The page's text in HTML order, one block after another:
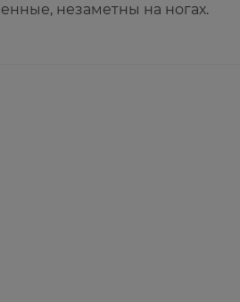
незаметны на ногах.